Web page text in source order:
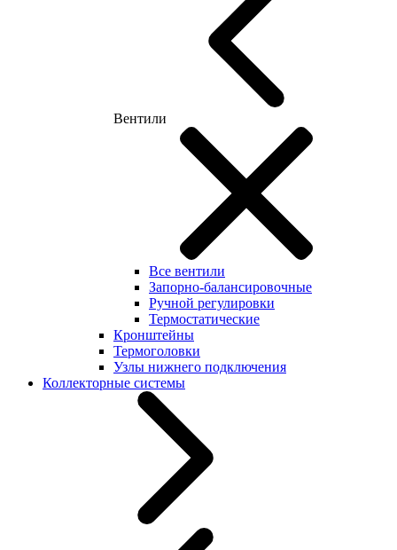
Вентили
Все вентили
Запорно-балансировочные
Ручной регулировки
Термостатические
Кронштейны
Термоголовки
Узлы нижнего подключения
Коллекторные системы